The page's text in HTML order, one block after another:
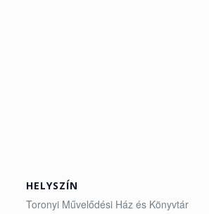
HELYSZÍN
Toronyi Művelődési Ház és Könyvtár